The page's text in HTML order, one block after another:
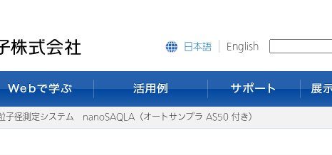
日本語 English
子径測定システム nanoSAQLA（オートサンプラ AS50 付き）